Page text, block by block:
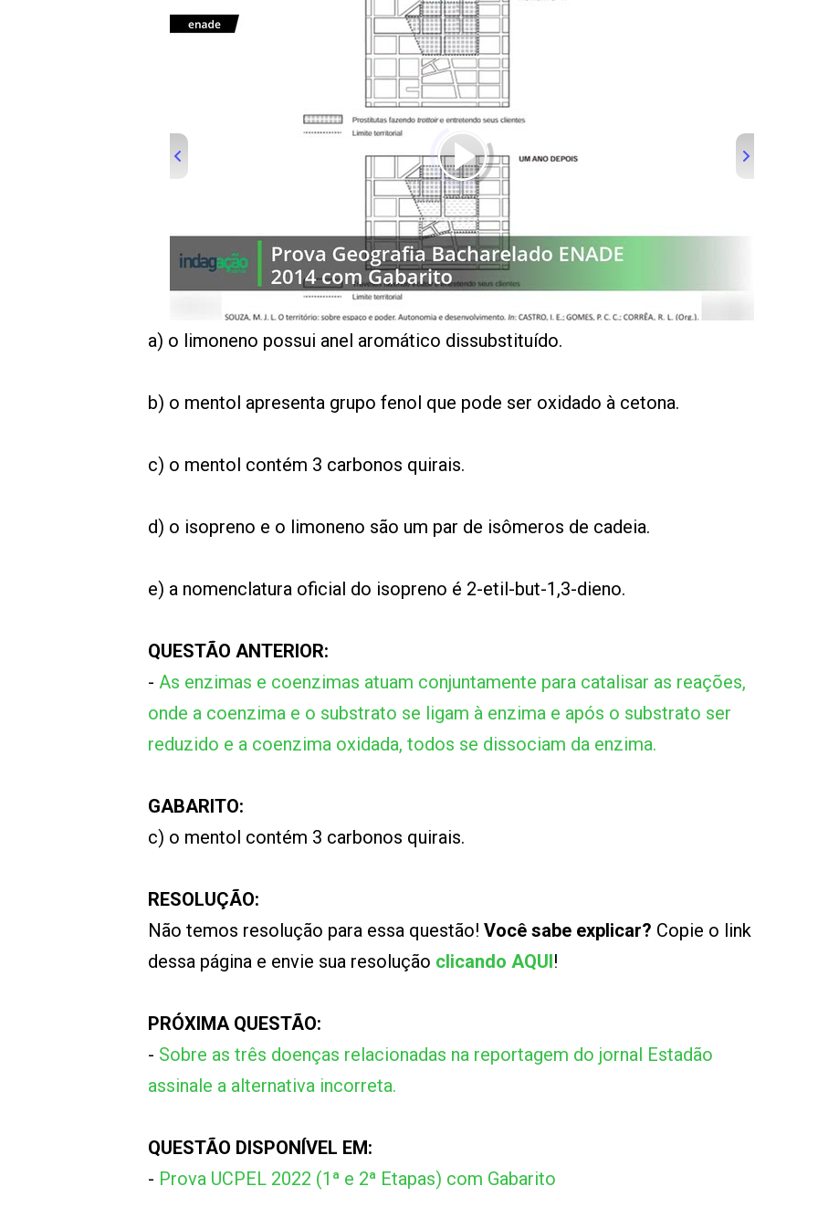
a) o limoneno possui anel aromático dissubstituído.
b) o mentol apresenta grupo fenol que pode ser oxidado à cetona.
c) o mentol contém 3 carbonos quirais.
d) o isopreno e o limoneno são um par de isômeros de cadeia.
e) a nomenclatura oficial do isopreno é 2-etil-but-1,3-dieno.
QUESTÃO ANTERIOR:
- As enzimas e coenzimas atuam conjuntamente para catalisar as reações,
onde a coenzima e o substrato se ligam à enzima e após o substrato ser
reduzido e a coenzima oxidada, todos se dissociam da enzima.
GABARITO:
c) o mentol contém 3 carbonos quirais.
RESOLUÇÃO:
Não temos resolução para essa questão! Você sabe explicar? Copie o link
dessa página e envie sua resolução clicando AQUI!
PRÓXIMA QUESTÃO:
- Sobre as três doenças relacionadas na reportagem do jornal Estadão
assinale a alternativa incorreta.
QUESTÃO DISPONÍVEL EM:
- Prova UCPEL 2022 (1ª e 2ª Etapas) com Gabarito